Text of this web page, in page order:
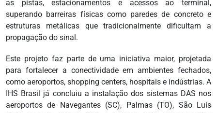
as pistas, estacionamentos e acessos ao terminal,
superando barreiras físicas como paredes de concreto e
estruturas metálicas que tradicionalmente dificultam a
propagação do sinal.
Este projeto faz parte de uma iniciativa maior, projetada
para fortalecer a conectividade em ambientes fechados,
como aeroportos, shopping centers, hospitais e indústrias. A
IHS Brasil já concluiu a instalação dos sistemas DAS nos
aeroportos de Navegantes (SC), Palmas (TO), São Luís